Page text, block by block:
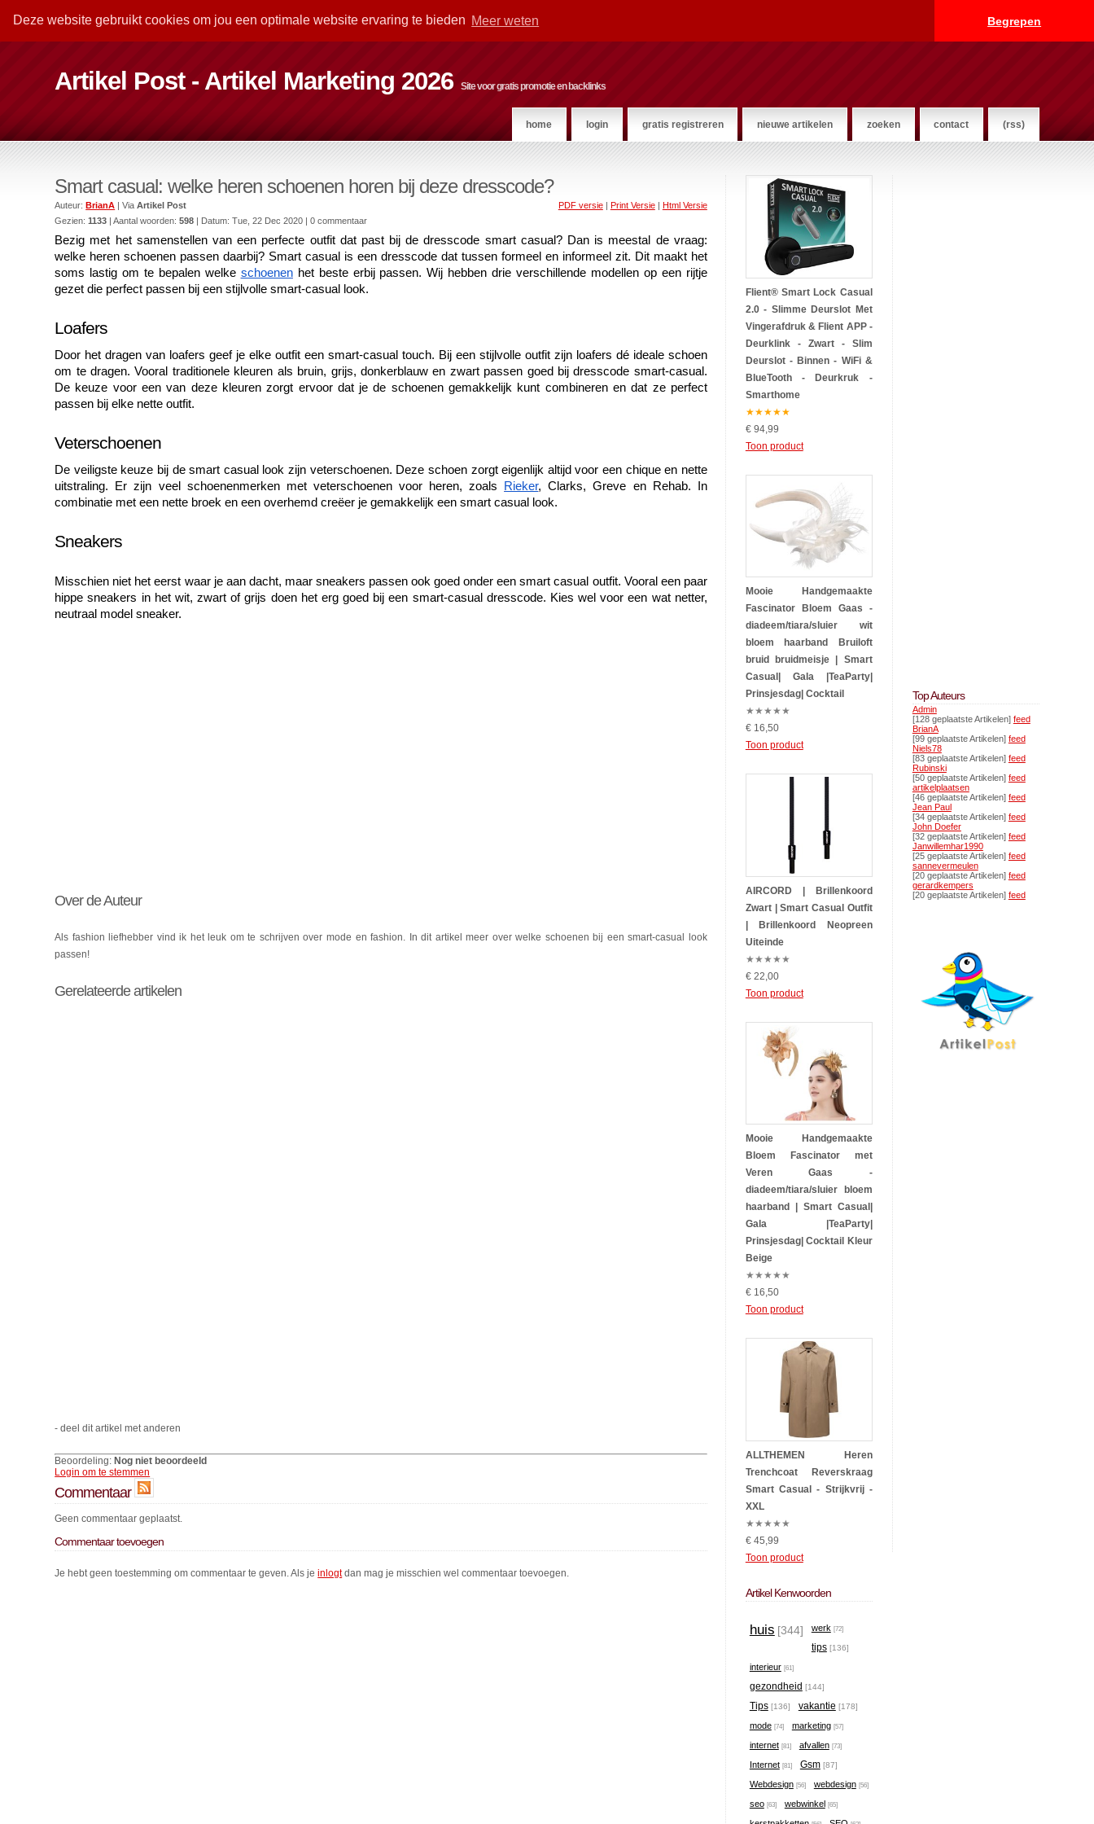
Deze website gebruikt cookies om jou een optimale website ervaring te bieden Meer weten Begrepen
Artikel Post - Artikel Marketing 2026 Site voor gratis promotie en backlinks
home login gratis registreren nieuwe artikelen zoeken contact (rss)
Smart casual: welke heren schoenen horen bij deze dresscode?
PDF versie| Print Versie| Html Versie
Auteur:BrianA | ViaArtikel Post
Gezien:1133 | Aantal woorden:598 | Datum:Tue, 22 Dec 2020 | 0 commentaar
Bezig met het samenstellen van een perfecte outfit dat past bij de dresscode smart casual? Dan is meestal de vraag:
welke heren schoenen passen daarbij? Smart casual is een dresscode dat tussen formeel en informeel zit. Dit maakt het
soms lastig om te bepalen welke schoenen het beste erbij passen. Wij hebben drie verschillende modellen op een rijtje
gezet die perfect passen bij een stijlvolle smart-casual look.
Loafers
Door het dragen van loafers geef je elke outfit een smart-casual touch. Bij een stijlvolle outfit zijn loafers dé ideale schoen
om te dragen. Vooral traditionele kleuren als bruin, grijs, donkerblauw en zwart passen goed bij dresscode smart-casual.
De keuze voor een van deze kleuren zorgt ervoor dat je de schoenen gemakkelijk kunt combineren en dat ze perfect
passen bij elke nette outfit.
Veterschoenen
De veiligste keuze bij de smart casual look zijn veterschoenen. Deze schoen zorgt eigenlijk altijd voor een chique en nette
uitstraling. Er zijn veel schoenenmerken met veterschoenen voor heren, zoals
Rieker, Clarks, Greve en Rehab. In
combinatie met een nette broek en een overhemd creëer je gemakkelijk een smart casual look.
Sneakers
Misschien niet het eerst waar je aan dacht, maar sneakers passen ook goed onder een smart casual outfit. Vooral een paar
hippe sneakers in het wit, zwart of grijs doen het erg goed bij een smart-casual dresscode. Kies wel voor een wat netter,
neutraal model sneaker.
Over de Auteur
Als fashion liefhebber vind ik het leuk om te schrijven over mode en fashion. In dit artikel meer over welke schoenen bij een smart-casual look
passen!
Gerelateerde artikelen
- deel dit artikel met anderen
Beoordeling: Nog niet beoordeeld
Login om te stemmen
Commentaar
Geen commentaar geplaatst.
Commentaar toevoegen
Je hebt geen toestemming om commentaar te geven. Als jeinlogtdan mag je misschien wel commentaar toevoegen.
Flient® Smart Lock Casual
2.0 - Slimme Deurslot Met
Vingerafdruk & Flient APP -
Deurklink - Zwart - Slim
Deurslot - Binnen - WiFi &
BlueTooth - Deurkruk -
Smarthome
★★★★★
€ 94,99
Toon product
Mooie Handgemaakte
Fascinator Bloem Gaas -
diadeem/tiara/sluier wit
bloem haarband Bruiloft
bruid bruidmeisje | Smart
Casual| Gala |TeaParty|
Prinsjesdag| Cocktail
★★★★★
€ 16,50
Toon product
AIRCORD | Brillenkoord
Zwart | Smart Casual Outfit
| Brillenkoord Neopreen
Uiteinde
★★★★★
€ 22,00
Toon product
Mooie Handgemaakte
Bloem Fascinator met
Veren Gaas -
diadeem/tiara/sluier bloem
haarband | Smart Casual|
Gala |TeaParty|
Prinsjesdag| Cocktail Kleur
Beige
★★★★★
€ 16,50
Toon product
ALLTHEMEN Heren
Trenchcoat Reverskraag
Smart Casual - Strijkvrij -
XXL
★★★★★
€ 45,99
Toon product
Artikel Kenwoorden
huis [344] werk [72]
tips [136]
interieur [61]
gezondheid [144]
Tips [136] vakantie [178]
mode [74] marketing [57]
internet [81] afvallen [73]
Internet [81] Gsm [87]
Webdesign [56] webdesign [56]
seo [63] webwinkel [65]
Top Auteurs
Admin
[128 geplaatste Artikelen] feed
BrianA
[99 geplaatste Artikelen] feed
Niels78
[83 geplaatste Artikelen] feed
Rubinski
[50 geplaatste Artikelen] feed
artikelplaatsen
[46 geplaatste Artikelen] feed
Jean Paul
[34 geplaatste Artikelen] feed
John Doefer
[32 geplaatste Artikelen] feed
Janwillemhar1990
[25 geplaatste Artikelen] feed
sannevermeulen
[20 geplaatste Artikelen] feed
gerardkempers
[20 geplaatste Artikelen] feed